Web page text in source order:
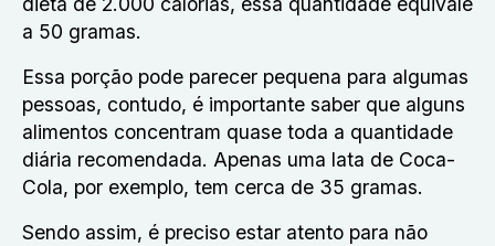
a 50 gramas.
Essa porção pode parecer pequena para algumas
pessoas, contudo, é importante saber que alguns
alimentos concentram quase toda a quantidade
diária recomendada. Apenas uma lata de Coca-
Cola, por exemplo, tem cerca de 35 gramas.
Sendo assim, é preciso estar atento para não